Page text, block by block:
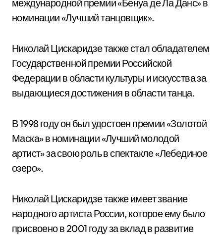
международной премии «Бенуа де Ла Данс» в
номинации «Лучший танцовщик».
Николай Цискаридзе также стал обладателем
Государственной премии Российской
Федерации в области культуры и искусства за
выдающиеся достижения в области танца.
В 1998 году он был удостоен премии «Золотой
Маска» в номинации «Лучший молодой
артист» за свою роль в спектакле «Лебединое
озеро».
Николай Цискаридзе также имеет звание
народного артиста России, которое ему было
присвоено в 2001 году за вклад в развитие